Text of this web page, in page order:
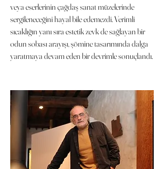
veya eserlerinin çağdaş sanat müzelerinde
sergileneceğini hayal bile edemezdi. Verimli
sıcaklığın yanı sıra estetik zevk de sağlayan bir
odun sobası arayışı, şömine tasarımında dalga
yaratmaya devam eden bir devrimle sonuçlandı.